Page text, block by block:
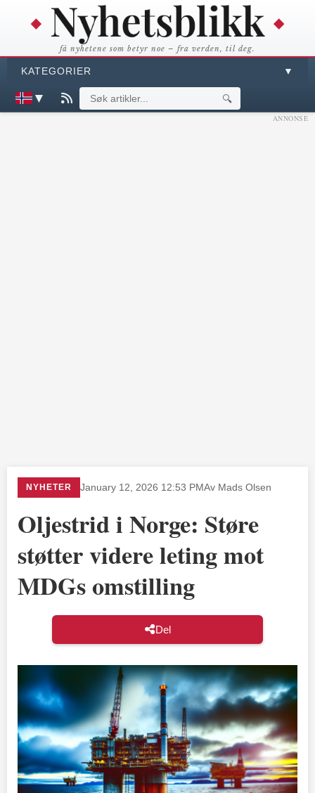
få nyhetene som betyr noe – fra verden, til deg.
KATEGORIER ▼
▼ 🔍
ANNONSE
NYHETER January 12, 2026 12:53 PMAv Mads Olsen
Oljestrid i Norge: Støre
støtter videre leting mot
MDGs omstilling
Del